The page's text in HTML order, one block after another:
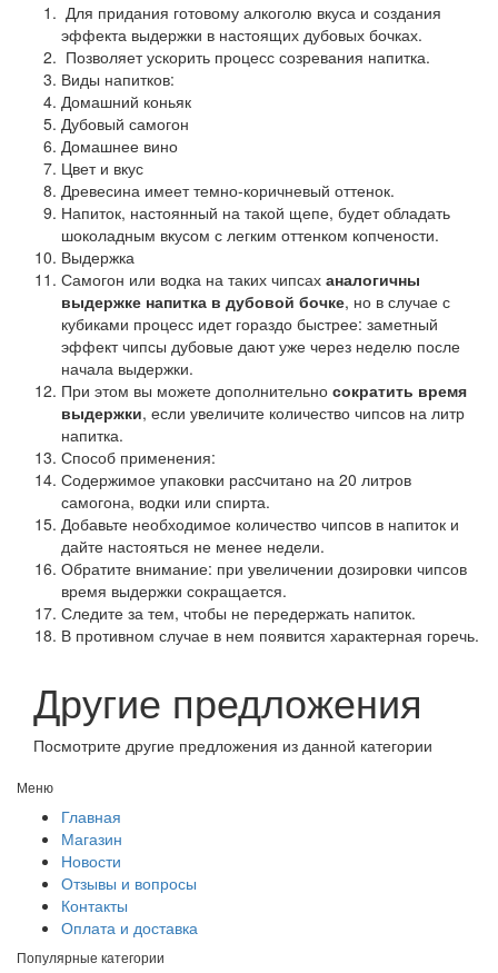
Для придания готовому алкоголю вкуса и создания
эффекта выдержки в настоящих дубовых бочках.
Позволяет ускорить процесс созревания напитка.
Виды напитков:
Домашний коньяк
Дубовый самогон
Домашнее вино
Цвет и вкус
Древесина имеет темно-коричневый оттенок.
Напиток, настоянный на такой щепе, будет обладать
шоколадным вкусом с легким оттенком копчености.
Выдержка
Самогон или водка на таких чипсах аналогичны
выдержке напитка в дубовой бочке, но в случае с
кубиками процесс идет гораздо быстрее: заметный
эффект чипсы дубовые дают уже через неделю после
начала выдержки.
При этом вы можете дополнительно сократить время
выдержки, если увеличите количество чипсов на литр
напитка.
Способ применения:
Содержимое упаковки расcчитано на 20 литров
самогона, водки или спирта.
Добавьте необходимое количество чипсов в напиток и
дайте настояться не менее недели.
Обратите внимание: при увеличении дозировки чипсов
время выдержки сокращается.
Следите за тем, чтобы не передержать напиток.
В противном случае в нем появится характерная горечь.
Другие предложения
Посмотрите другие предложения из данной категории
Меню
Главная
Магазин
Новости
Отзывы и вопросы
Контакты
Оплата и доставка
Популярные категории